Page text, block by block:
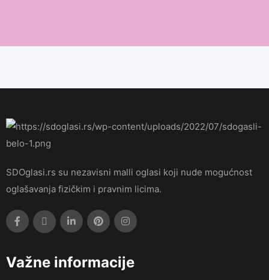
SDOglasi.rs su nezavisni malli oglasi koji nude mogućnost
oglašavanja fizičkim i pravnim licima.
Važne informacije